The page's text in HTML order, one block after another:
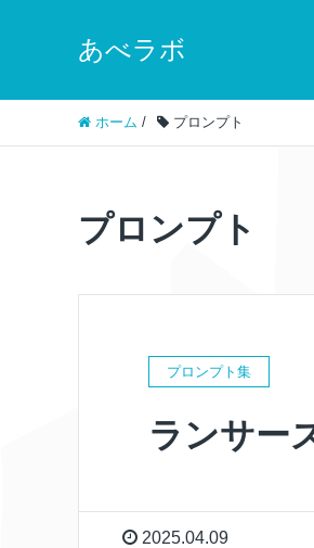
あべラボ
ホーム / プロンプト
プロンプト
プロンプト集
ランサー
2025.04.09